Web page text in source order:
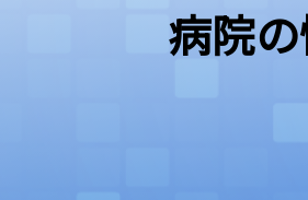
病院